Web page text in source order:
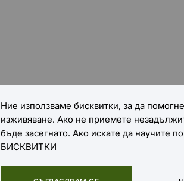
Ние използваме бисквитки, за да
изживяване. Ако не приемете
бъде засегнато. Ако искате да научите
БИСКВИТКИ